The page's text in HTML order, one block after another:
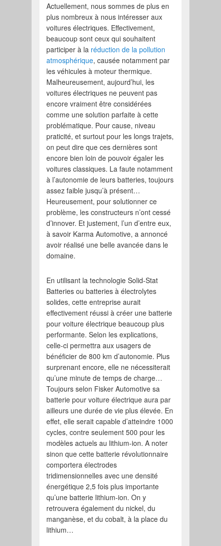
Actuellement, nous sommes de plus en
plus nombreux à nous intéresser aux
voitures électriques. Effectivement,
beaucoup sont ceux qui souhaitent
participer à la réduction de la pollution
atmosphérique, causée notamment par
les véhicules à moteur thermique.
Malheureusement, aujourd’hui, les
voitures électriques ne peuvent pas
encore vraiment être considérées
comme une solution parfaite à cette
problématique. Pour cause, niveau
praticité, et surtout pour les longs trajets,
on peut dire que ces dernières sont
encore bien loin de pouvoir égaler les
voitures classiques. La faute notamment
à l’autonomie de leurs batteries, toujours
assez faible jusqu’à présent…
Heureusement, pour solutionner ce
problème, les constructeurs n’ont cessé
d’innover. Et justement, l’un d’entre eux,
à savoir Karma Automotive, a annoncé
avoir réalisé une belle avancée dans le
domaine.
En utilisant la technologie Solid-Stat
Batteries ou batteries à électrolytes
solides, cette entreprise aurait
effectivement réussi à créer une batterie
pour voiture électrique beaucoup plus
performante. Selon les explications,
celle-ci permettra aux usagers de
bénéficier de 800 km d’autonomie. Plus
surprenant encore, elle ne nécessiterait
qu’une minute de temps de charge…
Toujours selon Fisker Automotive sa
batterie pour voiture électrique aura par
ailleurs une durée de vie plus élevée. En
effet, elle serait capable d’atteindre 1000
cycles, contre seulement 500 pour les
modèles actuels au lithium-ion. A noter
sinon que cette batterie révolutionnaire
comportera électrodes
tridimensionnelles avec une densité
énergétique 2,5 fois plus importante
qu’une batterie lithium-ion. On y
retrouvera également du nickel, du
manganèse, et du cobalt, à la place du
lithium…